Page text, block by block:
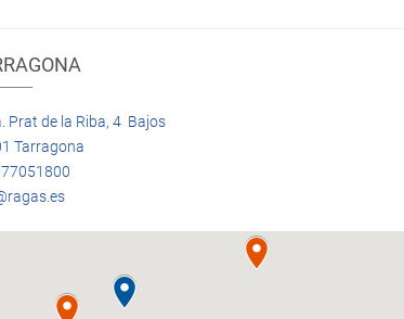
Prat de la Riba, 4 Bajos
Tarragona